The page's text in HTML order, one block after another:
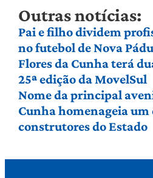
Outras notícias:
Pai e filho dividem
no futebol de Nova
Flores da Cunha terá
25ª edição da MovelSul
Nome da principal
Cunha homenageia um
construtores do Estado